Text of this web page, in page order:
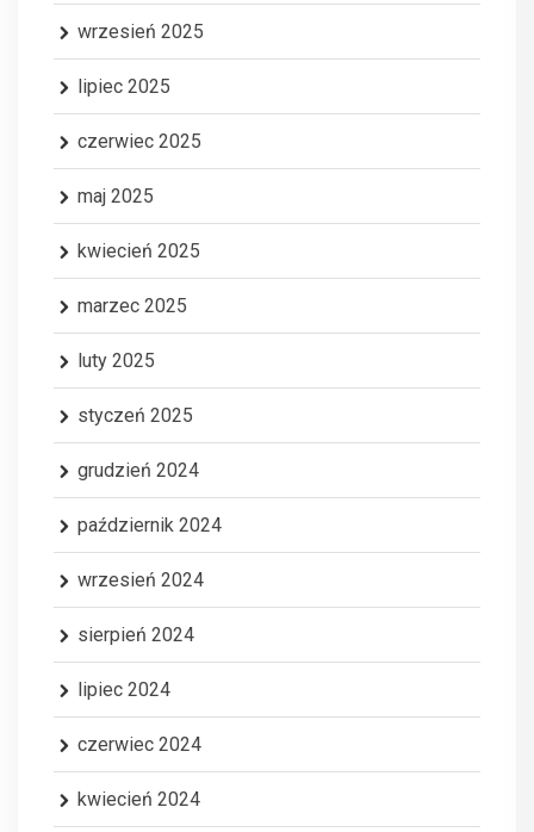
wrzesień 2025
lipiec 2025
czerwiec 2025
maj 2025
kwiecień 2025
marzec 2025
luty 2025
styczeń 2025
grudzień 2024
październik 2024
wrzesień 2024
sierpień 2024
lipiec 2024
czerwiec 2024
kwiecień 2024